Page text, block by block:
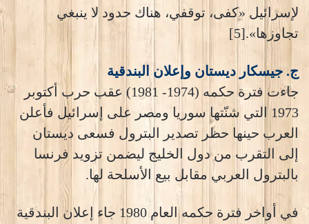
لإسرائيل «كفى، توقفي، هناك حدود لا ينبغي
تجاوزها».[5]
ج. جيسكار ديستان وإعلان البندقية
جاءت فترة حكمه (1974- 1981) عقب حرب أكتوبر
1973 التي شنّتها سوريا ومصر على إسرائيل فأعلن
العرب حينها حظر تصدير البترول فسعى ديستان
إلى التقرب من دول الخليج ليضمن تزويد فرنسا
بالبترول العربي مقابل بيع الأسلحة لها.
في أواخر فترة حكمه العام 1980 جاء إعلان البندقية